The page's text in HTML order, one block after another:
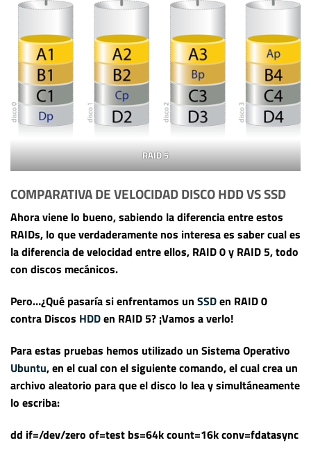
RAID 5
COMPARATIVA DE VELOCIDAD DISCO HDD VS SSD
Ahora viene lo bueno, sabiendo la diferencia entre estos
RAIDs, lo que verdaderamente nos interesa es saber cual es
la diferencia de velocidad entre ellos, RAID 0 y RAID 5, todo
con discos mecánicos.
Pero…¿Qué pasaría si enfrentamos un SSDen RAID 0
contra Discos HDDen RAID 5? ¡Vamos a verlo!
Para estas pruebas hemos utilizado un Sistema Operativo
Ubuntu, en el cual con el siguiente comando, el cual crea un
archivo aleatorio para que el disco lo lea y simultáneamente
lo escriba:
dd if=/dev/zero of=test bs=64k count=16k conv=fdatasync